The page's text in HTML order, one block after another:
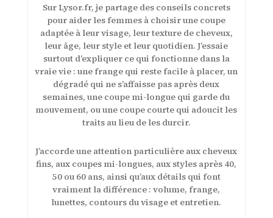
Sur Lysor.fr, je partage des conseils concrets
pour aider les femmes à choisir une coupe
adaptée à leur visage, leur texture de cheveux,
leur âge, leur style et leur quotidien. J’essaie
surtout d’expliquer ce qui fonctionne dans la
vraie vie : une frange qui reste facile à placer, un
dégradé qui ne s’affaisse pas après deux
semaines, une coupe mi-longue qui garde du
mouvement, ou une coupe courte qui adoucit les
traits au lieu de les durcir.
J’accorde une attention particulière aux cheveux
fins, aux coupes mi-longues, aux styles après 40,
50 ou 60 ans, ainsi qu’aux détails qui font
vraiment la différence : volume, frange,
lunettes, contours du visage et entretien.